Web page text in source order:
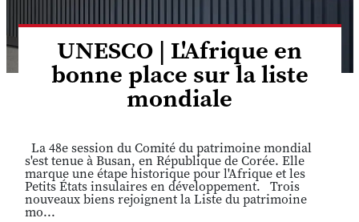
UNESCO | L'Afrique en
bonne place sur la liste
mondiale
La 48e session du Comité du patrimoine mondial
s'est tenue à Busan, en République de Corée. Elle
marque une étape historique pour l'Afrique et les
Petits États insulaires en développement. Trois
nouveaux biens rejoignent la Liste du patrimoine
mo...